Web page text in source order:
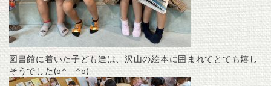
図書館に着いた子ども達は、沢山の絵本に囲まれてとても嬉し
そうでした(o^―^o)